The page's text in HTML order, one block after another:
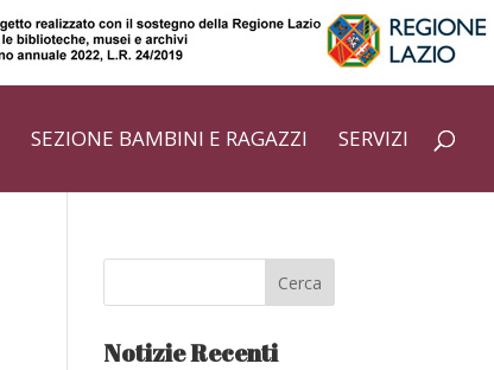
SEZIONE BAMBINI E RAGAZZI SERVIZI
Cerca
Notizie Recenti